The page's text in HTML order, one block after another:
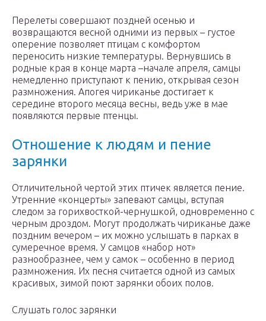
Перелеты совершают поздней осенью и
возвращаются весной одними из первых – густое
оперение позволяет птицам с комфортом
переносить низкие температуры. Вернувшись в
родные края в конце марта –начале апреля, самцы
немедленно приступают к пению, открывая сезон
размножения. Апогея чириканье достигает к
середине второго месяца весны, ведь уже в мае
появляются первые птенцы.
Отношение к людям и пение
зарянки
Отличительной чертой этих птичек является пение.
Утренние «концерты» запевают самцы, вступая
следом за горихвосткой-чернушкой, одновременно с
черным дроздом. Могут продолжать чириканье даже
поздним вечером – их можно услышать в парках в
сумеречное время. У самцов «набор нот»
разнообразнее, чем у самок – особенно в период
размножения. Их песня считается одной из самых
красивых, зимой поют зарянки обоих полов.
Слушать голос зарянки